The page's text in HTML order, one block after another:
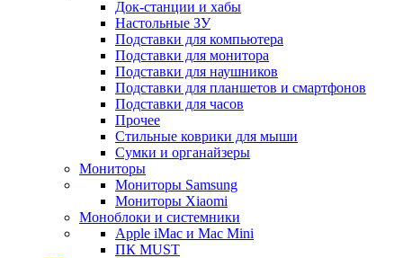
Док-станции и хабы
Настольные ЗУ
Подставки для компьютера
Подставки для монитора
Подставки для наушников
Подставки для планшетов и смартфонов
Подставки для часов
Прочее
Стильные коврики для мыши
Сумки и органайзеры
Мониторы
Мониторы Samsung
Мониторы Xiaomi
Моноблоки и системники
Apple iMac и Mac Mini
ПК MUST